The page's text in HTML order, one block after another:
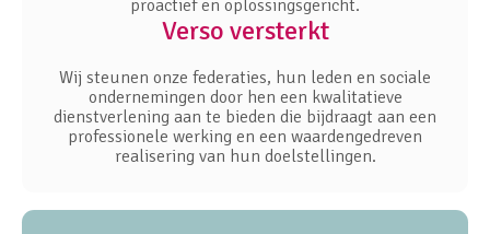
proactief en oplossingsgericht.
Verso versterkt
Wij steunen onze federaties, hun leden en sociale
ondernemingen door hen een kwalitatieve
dienstverlening aan te bieden die bijdraagt aan een
professionele werking en een waardengedreven
realisering van hun doelstellingen.